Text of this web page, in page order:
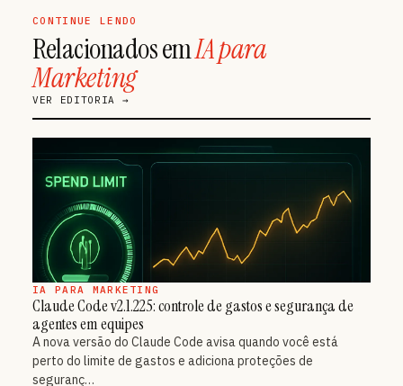
CONTINUE LENDO
Relacionados emIA para
Marketing
VER EDITORIA →
IA PARA MARKETING
Claude Code v2.1.225: controle de gastos e segurança de
agentes em equipes
A nova versão do Claude Code avisa quando você está
perto do limite de gastos e adiciona proteções de
seguranç…